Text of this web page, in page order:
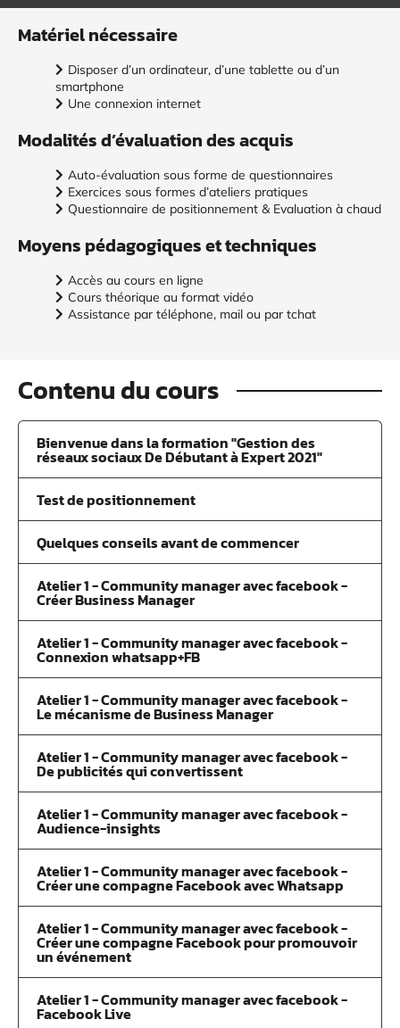
Matériel nécessaire
Disposer d’un ordinateur, d’une tablette ou d’un
smartphone
Une connexion internet
Modalités d’évaluation des acquis
Auto-évaluation sous forme de questionnaires
Exercices sous formes d’ateliers pratiques
Questionnaire de positionnement & Evaluation à chaud
Moyens pédagogiques et techniques
Accès au cours en ligne
Cours théorique au format vidéo
Assistance par téléphone, mail ou par tchat
Contenu du cours
Bienvenue dans la formation "Gestion des
réseaux sociaux De Débutant à Expert 2021"
Test de positionnement
Quelques conseils avant de commencer
Atelier 1 - Community manager avec facebook -
Créer Business Manager
Atelier 1 - Community manager avec facebook -
Connexion whatsapp+FB
Atelier 1 - Community manager avec facebook -
Le mécanisme de Business Manager
Atelier 1 - Community manager avec facebook -
De publicités qui convertissent
Atelier 1 - Community manager avec facebook -
Audience-insights
Atelier 1 - Community manager avec facebook -
Créer une compagne Facebook avec Whatsapp
Atelier 1 - Community manager avec facebook -
Créer une compagne Facebook pour promouvoir
un événement
Atelier 1 - Community manager avec facebook -
Facebook Live